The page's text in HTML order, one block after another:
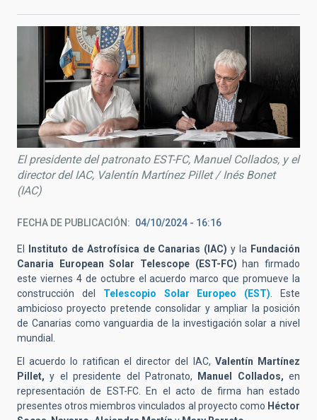
El presidente del patronato EST-FC, Manuel Collados, y el
director del IAC, Valentín Martínez Pillet / Inés Bonet
(IAC)
FECHA DE PUBLICACIÓN 04/10/2024 - 16:16
El Instituto de Astrofísica de Canarias (IAC) y la Fundación
Canaria European Solar Telescope (EST-FC) han firmado
este viernes 4 de octubre el acuerdo marco que promueve la
construcción del Telescopio Solar Europeo (EST) . Este
ambicioso proyecto pretende consolidar y ampliar la posición
de Canarias como vanguardia de la investigación solar a nivel
mundial.
El acuerdo lo ratifican el director del IAC, Valentín Martínez
Pillet, y el presidente del Patronato, Manuel Collados, en
representación de EST-FC. En el acto de firma han estado
presentes otros miembros vinculados al proyecto como Héctor